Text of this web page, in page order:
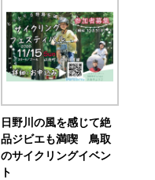
日野川の風を感じて絶
品ジビエも満喫 鳥取
のサイクリングイベン
ト